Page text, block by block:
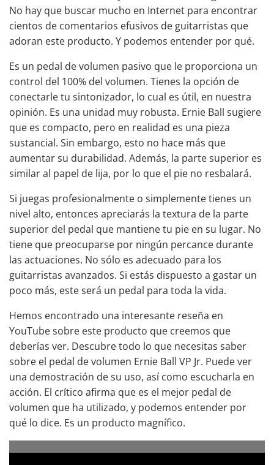
No hay que buscar mucho en Internet para encontrar
cientos de comentarios efusivos de guitarristas que
adoran este producto. Y podemos entender por qué.
Es un pedal de volumen pasivo que le proporciona un
control del 100% del volumen. Tienes la opción de
conectarle tu sintonizador, lo cual es útil, en nuestra
opinión. Es una unidad muy robusta. Ernie Ball sugiere
que es compacto, pero en realidad es una pieza
sustancial. Sin embargo, esto no hace más que
aumentar su durabilidad. Además, la parte superior es
similar al papel de lija, por lo que el pie no resbalará.
Si juegas profesionalmente o simplemente tienes un
nivel alto, entonces apreciarás la textura de la parte
superior del pedal que mantiene tu pie en su lugar. No
tiene que preocuparse por ningún percance durante
las actuaciones. No sólo es adecuado para los
guitarristas avanzados. Si estás dispuesto a gastar un
poco más, este será un pedal para toda la vida.
Hemos encontrado una interesante reseña en
YouTube sobre este producto que creemos que
deberías ver. Descubre todo lo que necesitas saber
sobre el pedal de volumen Ernie Ball VP Jr. Puede ver
una demostración de su uso, así como escucharla en
acción. El crítico afirma que es el mejor pedal de
volumen que ha utilizado, y podemos entender por
qué lo dice. Es un producto magnífico.